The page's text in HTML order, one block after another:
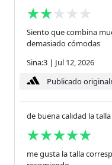
Siento que combina
demasiado cómodas
Sina:3 | Jul 12, 2026
Publicado
de buena calidad la
me gusta la talla